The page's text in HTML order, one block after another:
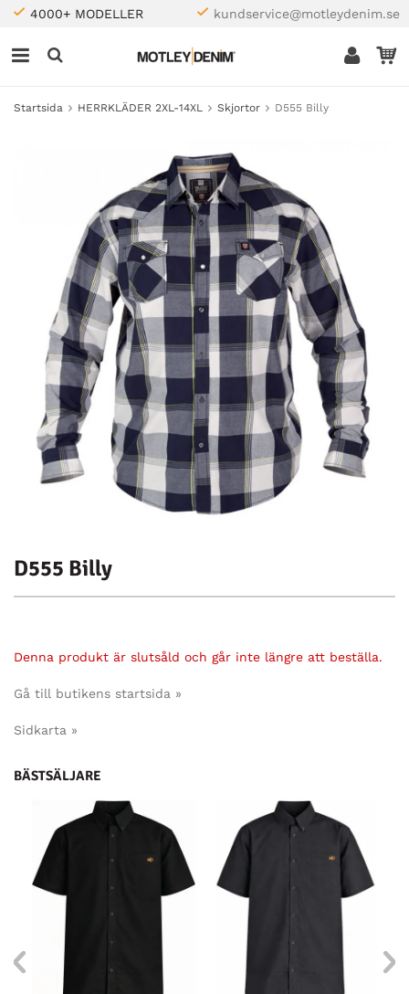
4000+ MODELLER kundservice@motleydenim.se
Startsida HERRKLÄDER 2XL-14XL Skjortor D555 Billy
D555 Billy
Denna produkt är slutsåld och går inte längre att beställa.
Gå till butikens startsida »
Sidkarta »
BÄSTSÄLJARE